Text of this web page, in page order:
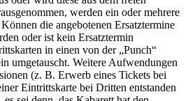
werden ein oder mehrere
die angebotenen Ersatztermine
oder ist kein Ersatztermin
in einen von der „Punch“
umgetauscht. Weitere Aufwendungen
(z. B. Erwerb eines Tickets bei
Eintrittskarte bei Dritten entstanden